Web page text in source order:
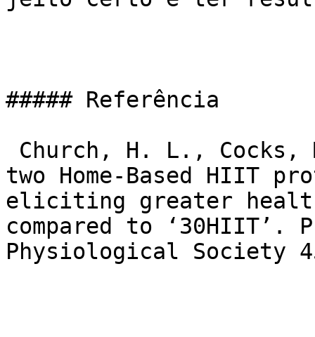
##### Referência
two Home-Based HIIT
eliciting greater
compared to ‘30HIIT’.
Physiological Society